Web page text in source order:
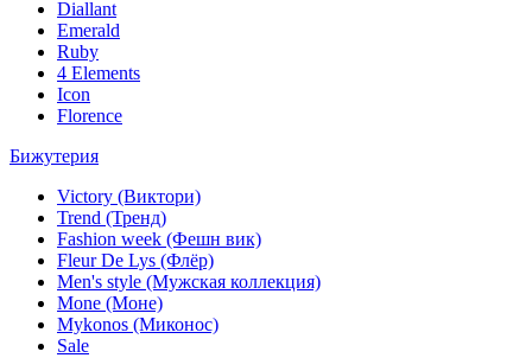
Diallant
Emerald
Ruby
4 Elements
Icon
Florence
Бижутерия
Victory (Виктори)
Trend (Тренд)
Fashion week (Фешн вик)
Fleur De Lys (Флёр)
Men's style (Мужская коллекция)
Mone (Моне)
Mykonos (Миконос)
Sale